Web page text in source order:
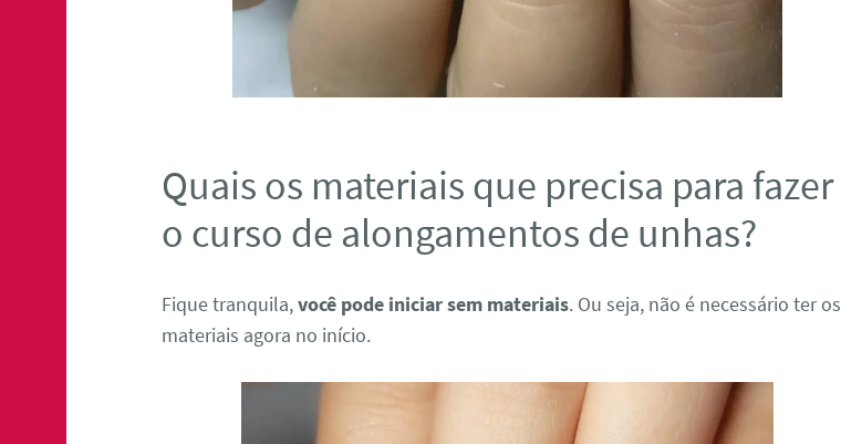
Quais os materiais que precisa para fazer
o curso de alongamentos de unhas?
Fique tranquila,você pode iniciar sem materiais. Ou seja, não é necessário ter os
materiais agora no início.